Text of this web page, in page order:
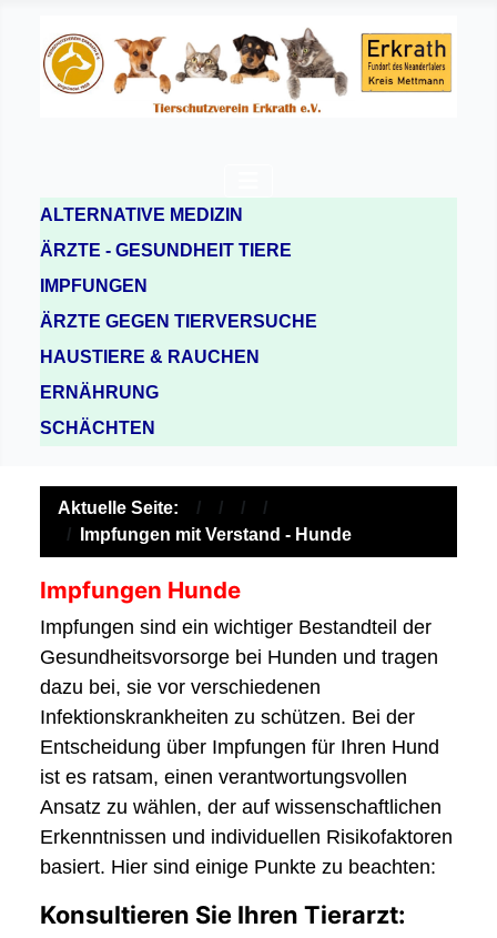
ALTERNATIVE MEDIZIN
ÄRZTE - GESUNDHEIT TIERE
IMPFUNGEN
ÄRZTE GEGEN TIERVERSUCHE
HAUSTIERE & RAUCHEN
ERNÄHRUNG
SCHÄCHTEN
Aktuelle Seite:
Impfungen mit Verstand - Hunde
Impfungen Hunde
Impfungen sind ein wichtiger Bestandteil der
Gesundheitsvorsorge bei Hunden und tragen
dazu bei, sie vor verschiedenen
Infektionskrankheiten zu schützen. Bei der
Entscheidung über Impfungen für Ihren Hund
ist es ratsam, einen verantwortungsvollen
Ansatz zu wählen, der auf wissenschaftlichen
Erkenntnissen und individuellen Risikofaktoren
basiert. Hier sind einige Punkte zu beachten:
Konsultieren Sie Ihren Tierarzt: